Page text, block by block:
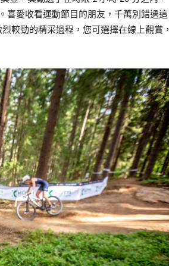
喜愛收看運動節目的朋友，千萬別錯過這
較勁的精采過程，您可選擇在線上觀賞，